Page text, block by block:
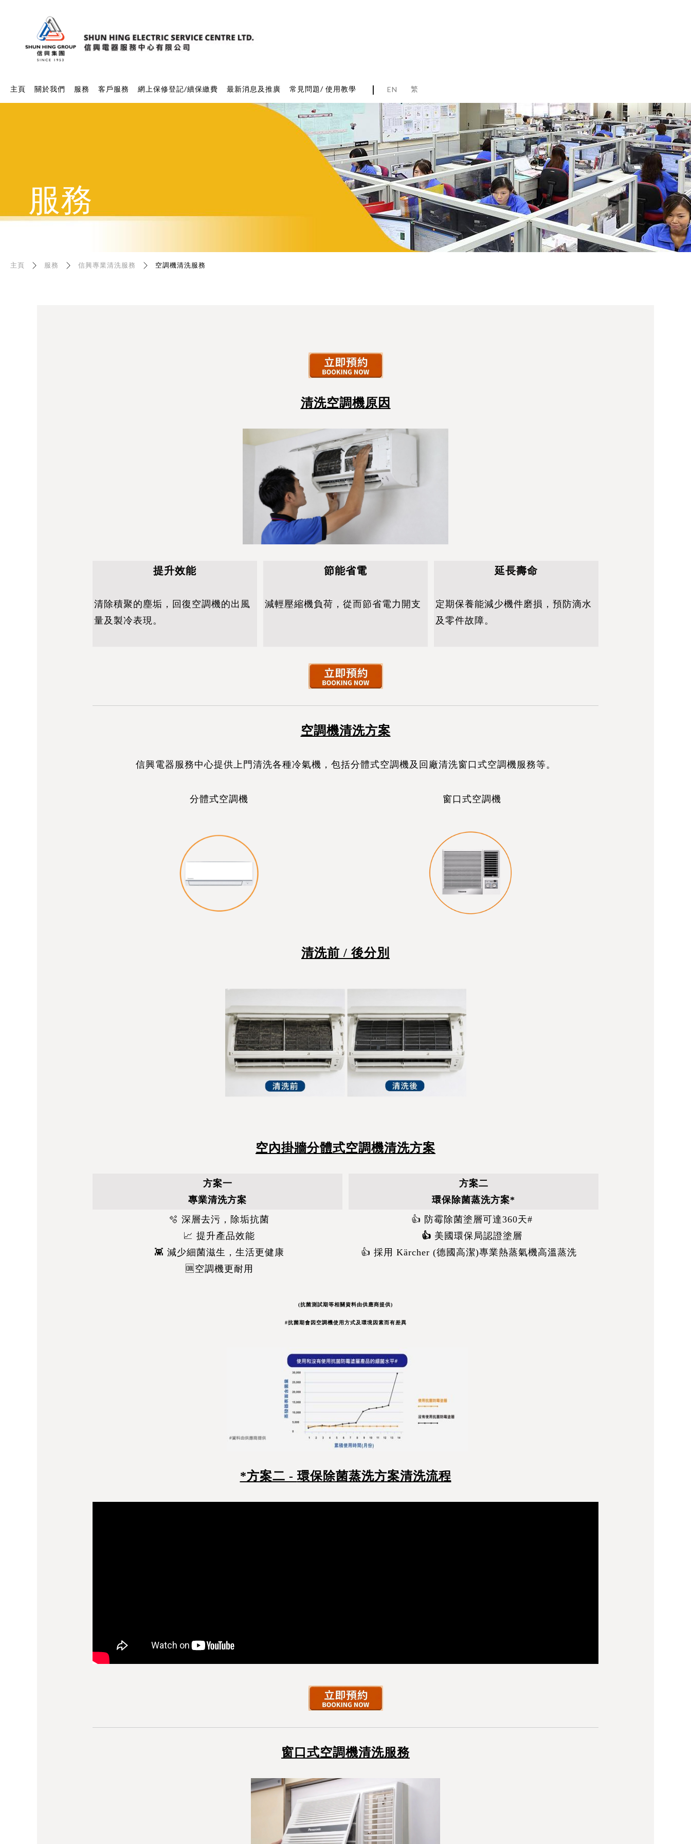
主頁 關於我們 服務 客戶服務 網上保修登記/續保繳費 最新消息及推廣 常見問題/ 使用教學 | EN 繁
服務
主頁 服務 信興專業清洗服務 空調機清洗服務
清洗空調機原因
提升效能
清除積聚的塵垢，回復空調機的出風
量及製冷表現。
節能省電
減輕壓縮機負荷，從而節省電力開支
延長壽命
定期保養能減少機件磨損，預防滴水
及零件故障。
空調機清洗方案
信興電器服務中心提供上門清洗各種冷氣機，包括分體式空調機及回廠清洗窗口式空調機服務等。
分體式空調機 窗口式空調機
清洗前 / 後分別
空內掛牆分體式空調機清洗方案
方案一
專業清洗方案
方案二
環保除菌蒸洗方案*
🫧 深層去污，除垢抗菌
📈 提升產品效能
👾 減少細菌滋生，生活更健康
🆒空調機更耐用
👍 防霉除菌塗層可達360天#
👍 美國環保局認證塗層
👍 採用 Kärcher (德國高潔)專業熱蒸氣機高溫蒸洗
(抗菌測試期等相關資料由供應商提供)
#抗菌期會因空調機使用方式及環境因素而有差異
*方案二 - 環保除菌蒸洗方案清洗流程
窗口式空調機清洗服務